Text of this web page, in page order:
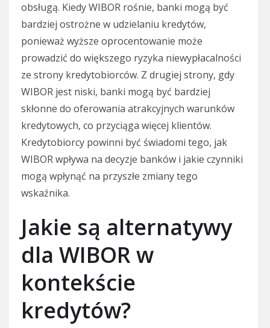
obsługą. Kiedy WIBOR rośnie, banki mogą być
bardziej ostrożne w udzielaniu kredytów,
ponieważ wyższe oprocentowanie może
prowadzić do większego ryzyka niewypłacalności
ze strony kredytobiorców. Z drugiej strony, gdy
WIBOR jest niski, banki mogą być bardziej
skłonne do oferowania atrakcyjnych warunków
kredytowych, co przyciąga więcej klientów.
Kredytobiorcy powinni być świadomi tego, jak
WIBOR wpływa na decyzje banków i jakie czynniki
mogą wpłynąć na przyszłe zmiany tego
wskaźnika.
Jakie są alternatywy
dla WIBOR w
kontekście
kredytów?